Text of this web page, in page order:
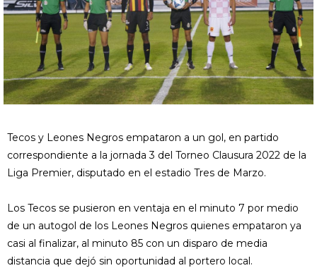
Tecos y Leones Negros empataron a un gol, en partido
correspondiente a la jornada 3 del Torneo Clausura 2022 de la
Liga Premier, disputado en el estadio Tres de Marzo.
Los Tecos se pusieron en ventaja en el minuto 7 por medio
de un autogol de los Leones Negros quienes empataron ya
casi al finalizar, al minuto 85 con un disparo de media
distancia que dejó sin oportunidad al portero local.